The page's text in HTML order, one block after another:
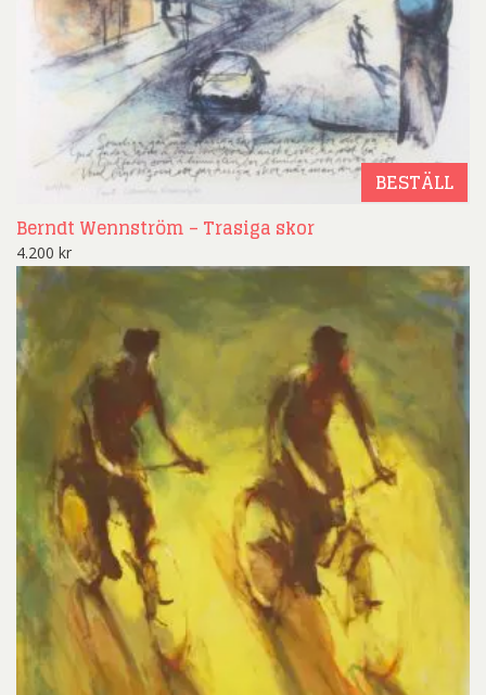
BESTÄLL
Berndt Wennström – Trasiga skor
4.200 kr